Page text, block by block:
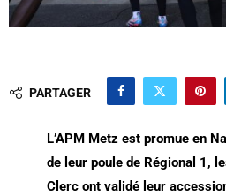
PARTAGER
L’APM Metz est promue en
de leur poule de Régional 1,
Clerc ont validé leur